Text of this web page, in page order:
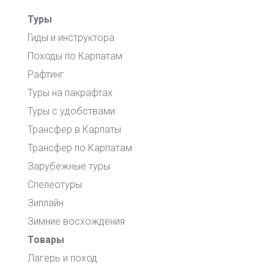
Туры
Гиды и инструктора
Походы по Карпатам
Рафтинг
Туры на пакрафтах
Туры с удобствами
Трансфер в Карпаты
Трансфер по Карпатам
Зарубежные туры
Спелеотуры
Зиплайн
Зимние восхождения
Товары
Лагерь и поход